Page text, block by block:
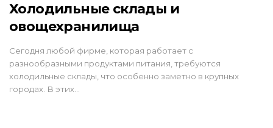
Холодильные склады и
овощехранилища
Сегодня любой фирме, которая работает с
разнообразными продуктами питания, требуются
холодильные склады, что особенно заметно в крупных
городах. В этих…